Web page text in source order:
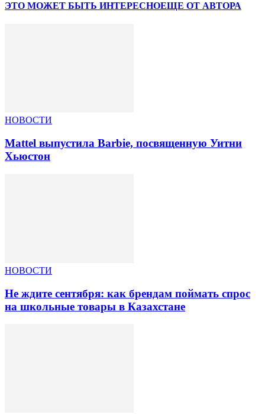
ЭТО МОЖЕТ БЫТЬ ИНТЕРЕСНОЕЩЕ ОТ АВТОРА
НОВОСТИ
Mattel выпустила Barbie, посвященную Уитни
Хьюстон
НОВОСТИ
Не ждите сентября: как брендам поймать спрос
на школьные товары в Казахстане